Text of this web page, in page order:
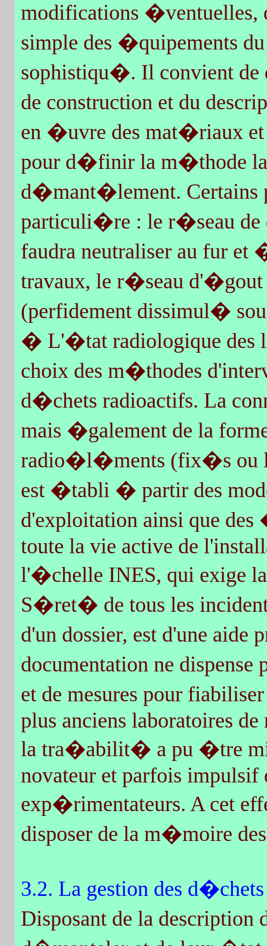
modifications
simple des �quipements
sophistiqu�. Il convient de
de construction et du
en �uvre des mat�riaux et
pour d�finir la m�thode la
d�mant�lement. Certains
particuli�re : le r�seau
faudra neutraliser au fur et
travaux, le r�seau d'�gout
(perfidement dissimul�
� L'�tat radiologique des
choix des m�thodes
d�chets radioactifs. La
mais �galement de la
radio�l�ments (fix�s ou
est �tabli � partir des
d'exploitation ainsi que
toute la vie active de
l'�chelle INES, qui exige
S�ret� de tous les
d'un dossier, est d'une
documentation ne dispense
et de mesures pour
plus anciens laboratoires
la tra�abilit� a pu �tre
novateur et parfois impulsif
exp�rimentateurs. A cet
disposer de la m�moire
3.2. La gestion des d�chets
Disposant de la